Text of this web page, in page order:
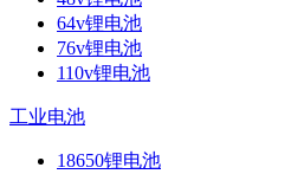
64v锂电池
76v锂电池
110v锂电池
工业电池
18650锂电池